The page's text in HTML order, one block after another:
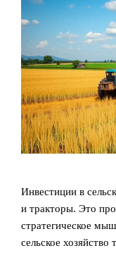
Инвестиции в
и тракторы. Это
стратегическое
сельское